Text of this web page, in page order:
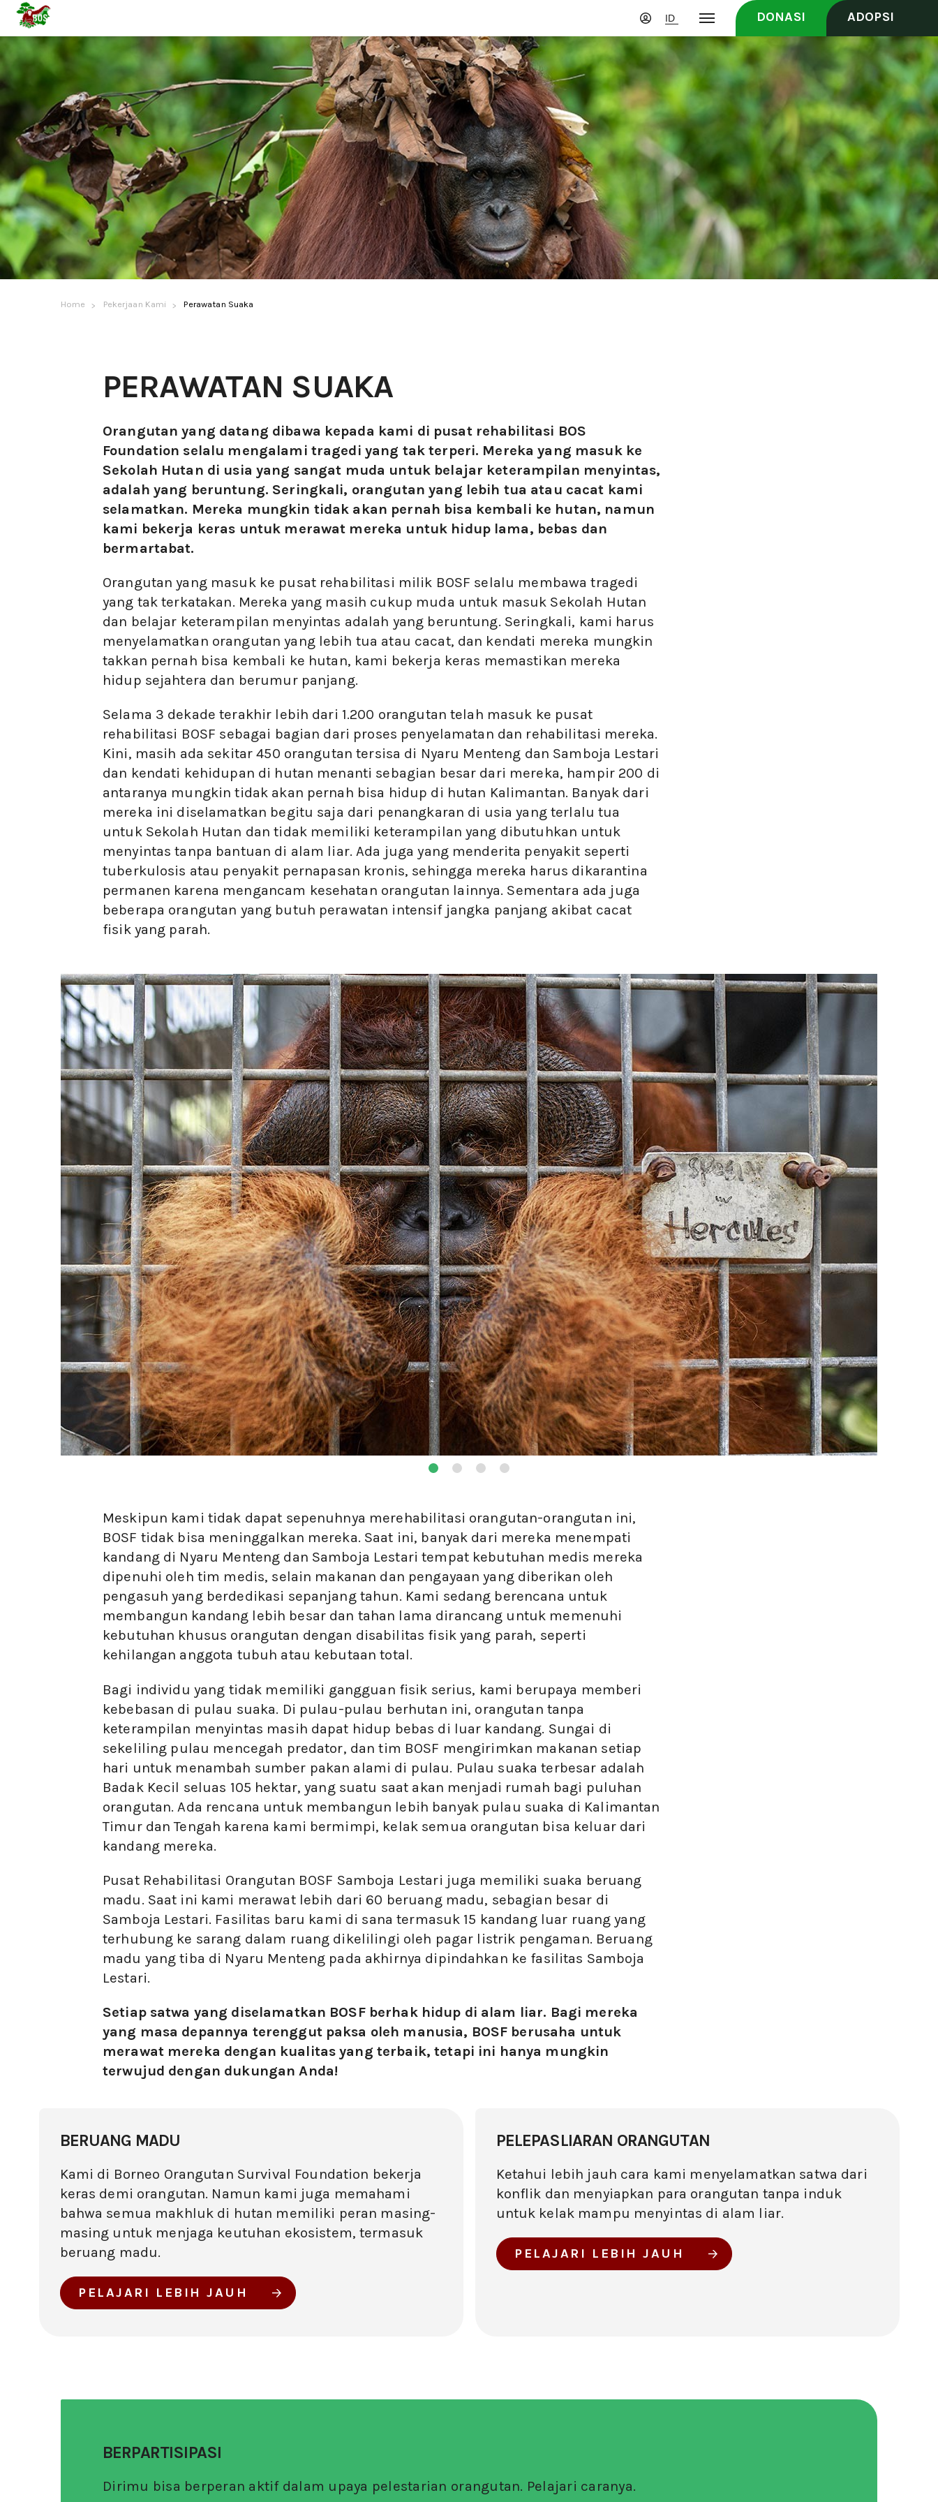
DONASI ADOPSI
Home Pekerjaan Kami Perawatan Suaka
PERAWATAN SUAKA
Orangutan yang datang dibawa kepada kami di pusat rehabilitasi BOS
Foundation selalu mengalami tragedi yang tak terperi. Mereka yang masuk ke
Sekolah Hutan di usia yang sangat muda untuk belajar keterampilan menyintas,
adalah yang beruntung. Seringkali, orangutan yang lebih tua atau cacat kami
selamatkan. Mereka mungkin tidak akan pernah bisa kembali ke hutan, namun
kami bekerja keras untuk merawat mereka untuk hidup lama, bebas dan
bermartabat.
Orangutan yang masuk ke pusat rehabilitasi milik BOSF selalu membawa tragedi
yang tak terkatakan. Mereka yang masih cukup muda untuk masuk Sekolah Hutan
dan belajar keterampilan menyintas adalah yang beruntung. Seringkali, kami harus
menyelamatkan orangutan yang lebih tua atau cacat, dan kendati mereka mungkin
takkan pernah bisa kembali ke hutan, kami bekerja keras memastikan mereka
hidup sejahtera dan berumur panjang.
Selama 3 dekade terakhir lebih dari 1.200 orangutan telah masuk ke pusat
rehabilitasi BOSF sebagai bagian dari proses penyelamatan dan rehabilitasi mereka.
Kini, masih ada sekitar 450 orangutan tersisa di Nyaru Menteng dan Samboja Lestari
dan kendati kehidupan di hutan menanti sebagian besar dari mereka, hampir 200 di
antaranya mungkin tidak akan pernah bisa hidup di hutan Kalimantan. Banyak dari
mereka ini diselamatkan begitu saja dari penangkaran di usia yang terlalu tua
untuk Sekolah Hutan dan tidak memiliki keterampilan yang dibutuhkan untuk
menyintas tanpa bantuan di alam liar. Ada juga yang menderita penyakit seperti
tuberkulosis atau penyakit pernapasan kronis, sehingga mereka harus dikarantina
permanen karena mengancam kesehatan orangutan lainnya. Sementara ada juga
beberapa orangutan yang butuh perawatan intensif jangka panjang akibat cacat
fisik yang parah.
Meskipun kami tidak dapat sepenuhnya merehabilitasi orangutan-orangutan ini,
BOSF tidak bisa meninggalkan mereka. Saat ini, banyak dari mereka menempati
kandang di Nyaru Menteng dan Samboja Lestari tempat kebutuhan medis mereka
dipenuhi oleh tim medis, selain makanan dan pengayaan yang diberikan oleh
pengasuh yang berdedikasi sepanjang tahun. Kami sedang berencana untuk
membangun kandang lebih besar dan tahan lama dirancang untuk memenuhi
kebutuhan khusus orangutan dengan disabilitas fisik yang parah, seperti
kehilangan anggota tubuh atau kebutaan total.
Bagi individu yang tidak memiliki gangguan fisik serius, kami berupaya memberi
kebebasan di pulau suaka. Di pulau-pulau berhutan ini, orangutan tanpa
keterampilan menyintas masih dapat hidup bebas di luar kandang. Sungai di
sekeliling pulau mencegah predator, dan tim BOSF mengirimkan makanan setiap
hari untuk menambah sumber pakan alami di pulau. Pulau suaka terbesar adalah
Badak Kecil seluas 105 hektar, yang suatu saat akan menjadi rumah bagi puluhan
orangutan. Ada rencana untuk membangun lebih banyak pulau suaka di Kalimantan
Timur dan Tengah karena kami bermimpi, kelak semua orangutan bisa keluar dari
kandang mereka.
Pusat Rehabilitasi Orangutan BOSF Samboja Lestari juga memiliki suaka beruang
madu. Saat ini kami merawat lebih dari 60 beruang madu, sebagian besar di
Samboja Lestari. Fasilitas baru kami di sana termasuk 15 kandang luar ruang yang
terhubung ke sarang dalam ruang dikelilingi oleh pagar listrik pengaman. Beruang
madu yang tiba di Nyaru Menteng pada akhirnya dipindahkan ke fasilitas Samboja
Lestari.
Setiap satwa yang diselamatkan BOSF berhak hidup di alam liar. Bagi mereka
yang masa depannya terenggut paksa oleh manusia, BOSF berusaha untuk
merawat mereka dengan kualitas yang terbaik, tetapi ini hanya mungkin
terwujud dengan dukungan Anda!
BERUANG MADU
Kami di Borneo Orangutan Survival Foundation bekerja
keras demi orangutan. Namun kami juga memahami
bahwa semua makhluk di hutan memiliki peran masing-
masing untuk menjaga keutuhan ekosistem, termasuk
beruang madu.
PELAJARI LEBIH JAUH
PELEPASLIARAN ORANGUTAN
Ketahui lebih jauh cara kami menyelamatkan satwa dari
konflik dan menyiapkan para orangutan tanpa induk
untuk kelak mampu menyintas di alam liar.
PELAJARI LEBIH JAUH
BERPARTISIPASI
Dirimu bisa berperan aktif dalam upaya pelestarian orangutan. Pelajari caranya.